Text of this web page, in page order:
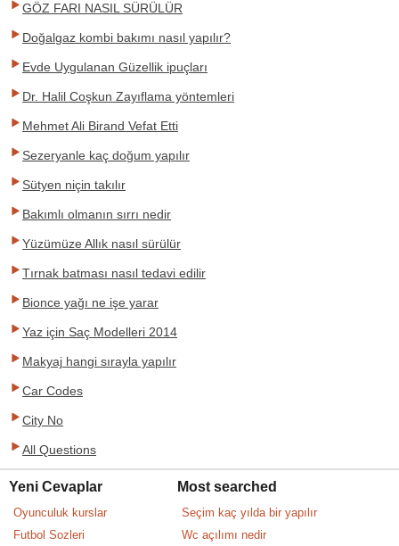
GÖZ FARI NASIL SÜRÜLÜR
Doğalgaz kombi bakımı nasıl yapılır?
Evde Uygulanan Güzellik ipuçları
Dr. Halil Coşkun Zayıflama yöntemleri
Mehmet Ali Birand Vefat Etti
Sezeryanle kaç doğum yapılır
Sütyen niçin takılır
Bakımlı olmanın sırrı nedir
Yüzümüze Allık nasıl sürülür
Tırnak batması nasıl tedavi edilir
Bionce yağı ne işe yarar
Yaz için Saç Modelleri 2014
Makyaj hangi sırayla yapılır
Car Codes
City No
All Questions
Yeni Cevaplar
Oyunculuk kurslar
Futbol Sozleri
Most searched
Seçim kaç yılda bir yapılır
Wc açılımı nedir